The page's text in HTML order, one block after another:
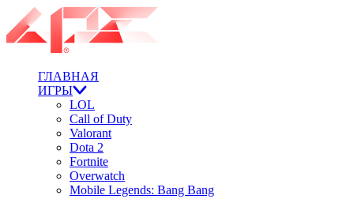
ГЛАВНАЯ
ИГРЫ
LOL
Call of Duty
Valorant
Dota 2
Fortnite
Overwatch
Mobile Legends: Bang Bang